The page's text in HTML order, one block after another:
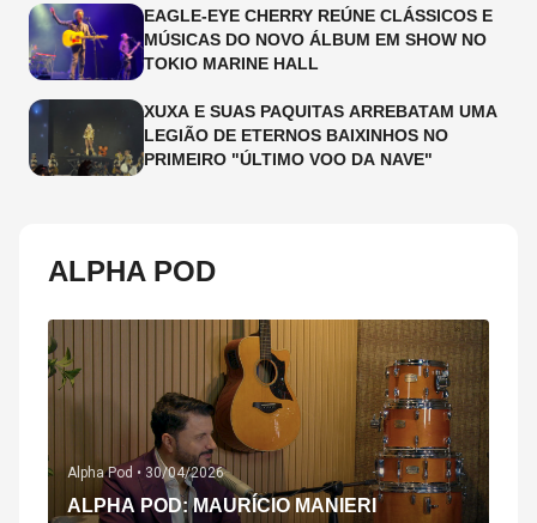
EAGLE-EYE CHERRY REÚNE CLÁSSICOS E
MÚSICAS DO NOVO ÁLBUM EM SHOW NO
TOKIO MARINE HALL
XUXA E SUAS PAQUITAS ARREBATAM UMA
LEGIÃO DE ETERNOS BAIXINHOS NO
PRIMEIRO "ÚLTIMO VOO DA NAVE"
ALPHA POD
Alpha Pod • 30/04/2026
ALPHA POD: MAURÍCIO MANIERI